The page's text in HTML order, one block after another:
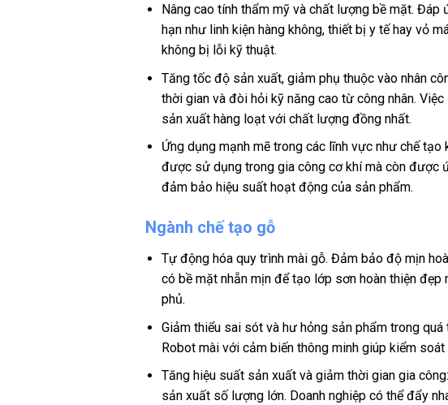
Nâng cao tính thẩm mỹ và chất lượng bề mặt.
hạn như linh kiện hàng không, thiết bị y tế hay vỏ
không bị lỗi kỹ thuật.
Tăng tốc độ sản xuất, giảm phụ thuộc vào nhân
thời gian và đòi hỏi kỹ năng cao từ công nhân.
sản xuất hàng loạt với chất lượng đồng nhất.
Ứng dụng mạnh mẽ trong các lĩnh vực như chế
được sử dụng trong gia công cơ khí mà còn được
đảm bảo hiệu suất hoạt động của sản phẩm.
Ngành chế tạo gỗ
Tự động hóa quy trình mài gỗ. Đảm bảo độ mịn
có bề mặt nhẵn mịn để tạo lớp sơn hoàn thiện
phủ.
Giảm thiểu sai sót và hư hỏng sản phẩm trong
Robot mài với cảm biến thông minh giúp kiểm
Tăng hiệu suất sản xuất và giảm thời gian gia
sản xuất số lượng lớn. Doanh nghiệp có thể đẩy